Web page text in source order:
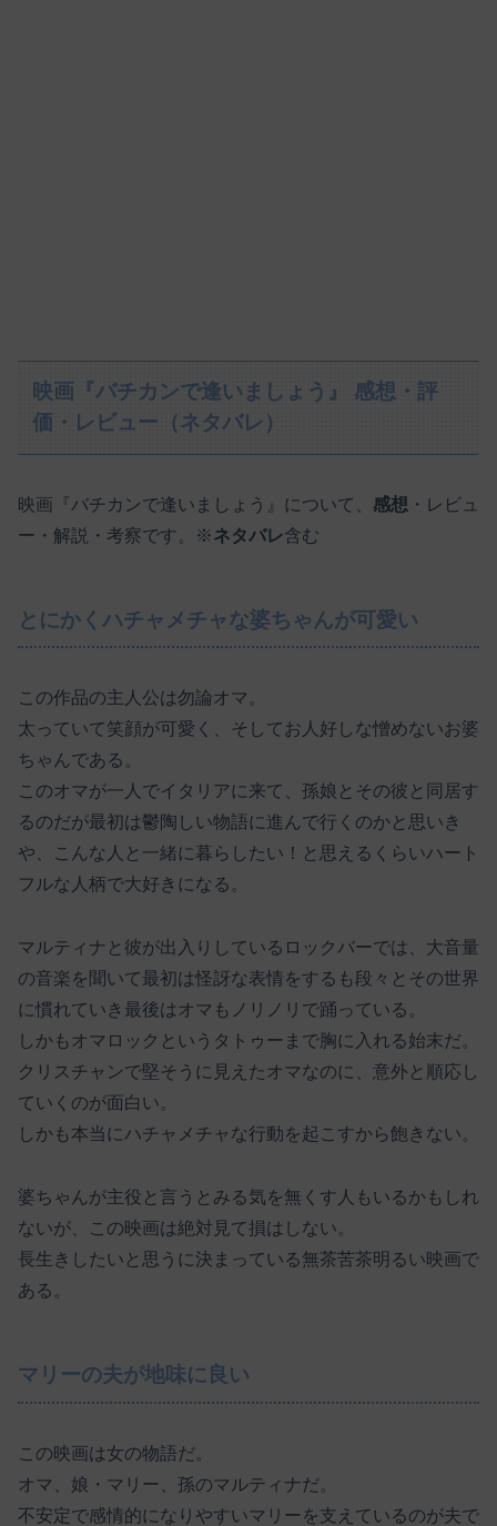
映画『バチカンで逢いましょう』 感想・評
価・レビュー（ネタバレ）
映画『バチカンで逢いましょう』について、 感想 ・レビュ
ー・解説・考察です。※ネタバレ含む
とにかくハチャメチャな婆ちゃんが可愛い
この作品の主人公は勿論オマ。
太っていて笑顔が可愛く、そしてお人好しな憎めないお婆
ちゃんである。
このオマが一人でイタリアに来て、孫娘とその彼と同居す
るのだが最初は鬱陶しい物語に進んで行くのかと思いき
や、こんな人と一緒に暮らしたい！と思えるくらいハート
フルな人柄で大好きになる。
マルティナと彼が出入りしているロックバーでは、大音量
の音楽を聞いて最初は怪訝な表情をするも段々とその世界
に慣れていき最後はオマもノリノリで踊っている。
しかもオマロックというタトゥーまで胸に入れる始末だ。
クリスチャンで堅そうに見えたオマなのに、意外と順応し
ていくのが面白い。
しかも本当にハチャメチャな行動を起こすから飽きない。
婆ちゃんが主役と言うとみる気を無くす人もいるかもしれ
ないが、この映画は絶対見て損はしない。
長生きしたいと思うに決まっている無茶苦茶明るい映画で
ある。
マリーの夫が地味に良い
この映画は女の物語だ。
オマ、娘・マリー、孫のマルティナだ。
不安定で感情的になりやすいマリーを支えているのが夫で